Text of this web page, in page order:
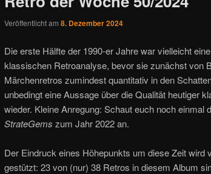
Veröffentlicht am 8. Dezember 2024
Die erste Hälfte der 1990-er Jahre war vielleicht
klassischen Retroanalyse, bevor sie zunächst von
Märchenretros zumindest quantitativ in den
unbedingt eine Aussage über die Qualität heutiger
wieder. Kleine Anregung: Schaut euch noch einmal
StrateGems zum Jahr 2022 an.
Der Eindruck eines Höhepunkts um diese Zeit
gestützt: 23 von (nur) 38 Retros in diesem Album